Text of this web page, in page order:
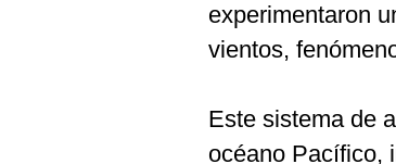
experimentaron
vientos,
Este sistema de
océano Pacífico,